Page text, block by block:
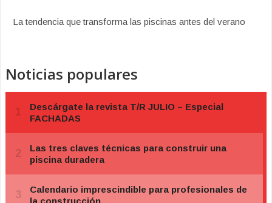
La tendencia que transforma las piscinas antes del verano
Noticias populares